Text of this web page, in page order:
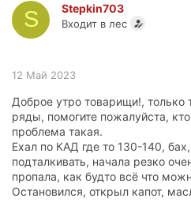
S Stepkin703
Входит в лес
12 Май 2023
Доброе утро товарищи!, только
ряды, помогите пожалуйста,
проблема такая.
Ехал по КАД где то 130-140,
подталкивать, начала резко
пропала, как будто всё что
Остановился, открыл капот,